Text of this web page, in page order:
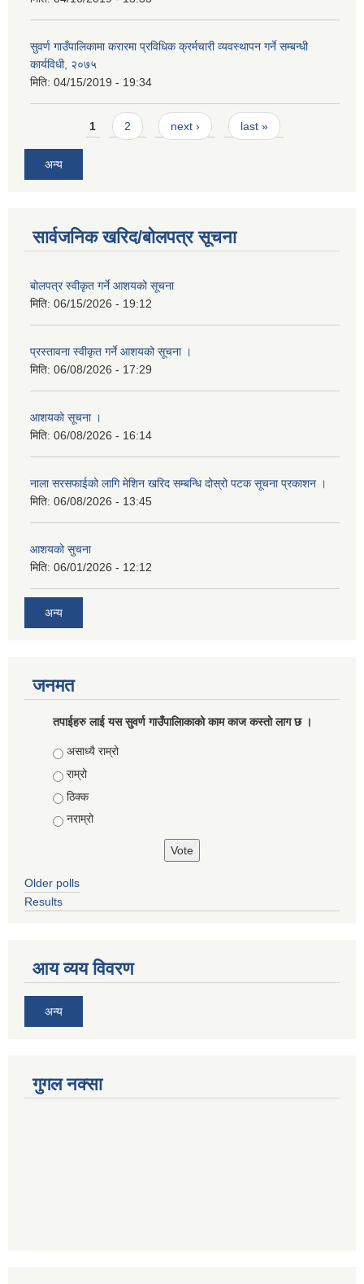
सुवर्ण गाउँपालिकामा करारमा प्रविधिक क्रर्मचारी व्यवस्थापन गर्ने सम्बन्धी
कार्यविधी, २०७५
मिति: 04/15/2019 - 19:34
Pages1 2 next › last »
अन्य
सार्वजनिक खरिद/बोलपत्र सूचना
बोलपत्र स्वीकृत गर्ने आशयको सूचना
मिति: 06/15/2026 - 19:12
प्रस्तावना स्वीकृत गर्ने आशयको सूचना ।
मिति: 06/08/2026 - 17:29
आशयको सूचना ।
मिति: 06/08/2026 - 16:14
नाला सरसफाईको लागि मेशिन खरिद सम्बन्धि दोस्रो पटक सूचना प्रकाशन ।
मिति: 06/08/2026 - 13:45
आशयको सुचना
मिति: 06/01/2026 - 12:12
अन्य
जनमत
तपाईहरु लाई यस सुवर्ण गाउँपालिाकाको काम काज कस्तो लाग छ ।
Choices
असाध्यै राम्रो
राम्रो
ठिक्क
नराम्रो
Older polls
Results
आय व्यय विवरण
अन्य
गुगल नक्सा